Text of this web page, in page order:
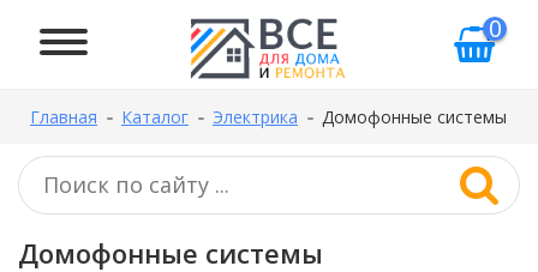
0
Главная Каталог Электрика Домофонные системы
Домофонные системы